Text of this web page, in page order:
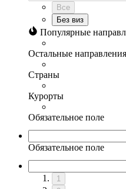
Все
Без виз
Популярные
Остальные направления
Страны
Курорты
Обязательное поле
Обязательное поле
1